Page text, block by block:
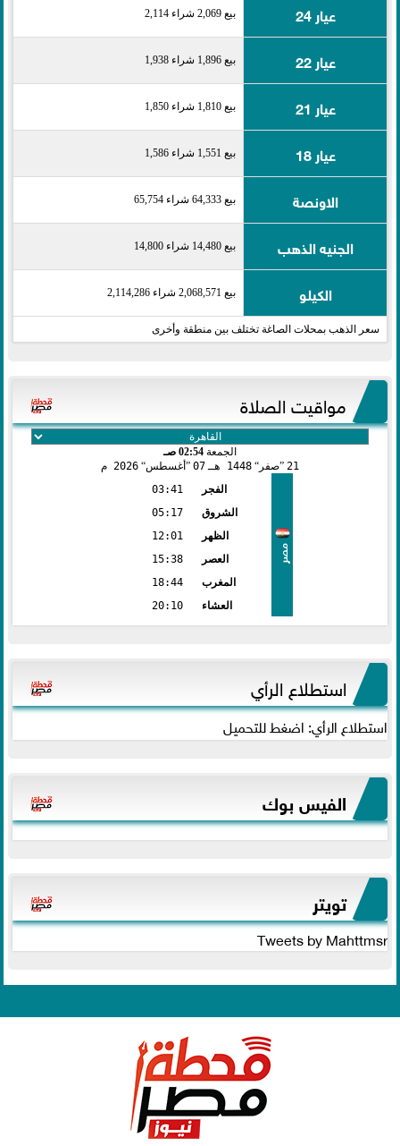
عيار 24
بيع 2,069 شراء 2,114
عيار 22 بيع 1,896 شراء 1,938
عيار 21 بيع 1,810 شراء 1,850
عيار 18 بيع 1,551 شراء 1,586
الاونصة بيع 64,333 شراء 65,754
الجنيه الذهب بيع 14,480 شراء 14,800
الكيلو بيع 2,068,571 شراء 2,114,286
سعر الذهب بمحلات الصاغة تختلف بين منطقة وأخرى
مواقيت الصلاة
الجمعة 02:54 صـ
21 صفر 1448 هـ 07 أغسطس 2026 م
مصر
الفجر
03:41
الشروق
05:17
الظهر
12:01
العصر
15:38
المغرب
18:44
العشاء
20:10
استطلاع الرأي
استطلاع الرأي: اضغط للتحميل
الفيس بوك
تويتر
Tweets by Mahttmsr